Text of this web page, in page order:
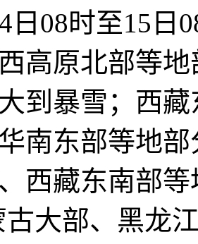
08时至15日
高原北部等
到暴雪；西
南东部等地
西藏东南部
大部、黑龙